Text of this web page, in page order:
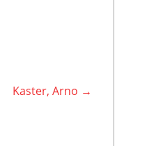
Kaster, Arno →